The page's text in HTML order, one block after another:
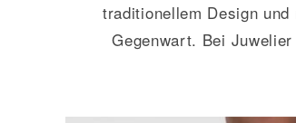
traditionellem Design
Gegenwart. Bei